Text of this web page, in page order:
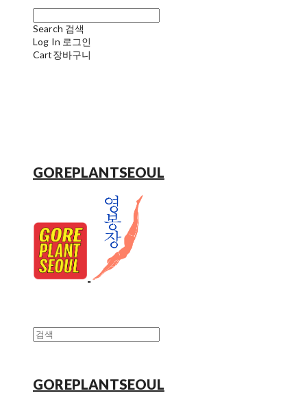
Search 검색
Log In 로그인
Cart장바구니
GOREPLANTSEOUL
GOREPLANTSEOUL